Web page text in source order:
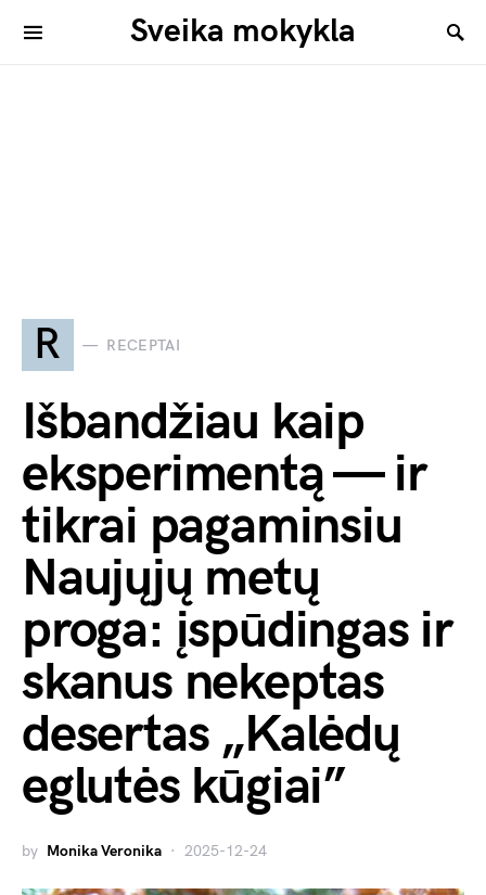
Sveika mokykla
R RECEPTAI
Išbandžiau kaip
eksperimentą — ir
tikrai pagaminsiu
Naujųjų metų
proga: įspūdingas ir
skanus nekeptas
desertas „Kalėdų
eglutės kūgiai”
by Monika Veronika 2025-12-24